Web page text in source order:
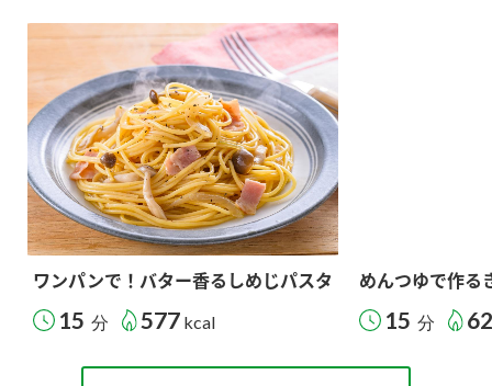
ワンパンで！バター香るしめじパスタ
15 分 577 kcal
めんつゆで作る
15 分